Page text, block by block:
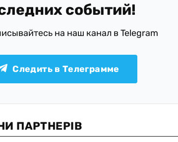
событий!
на наш канал в Telegram
Следить в Телеграмме